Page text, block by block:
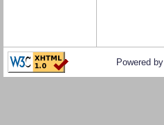
Powered by